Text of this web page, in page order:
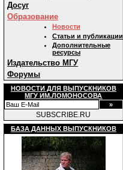
Досуг
Образование
Новости
Статьи и публикации
Дополнительные
ресурсы
Издательство МГУ
Форумы
НОВОСТИ ДЛЯ ВЫПУСКНИКОВ
МГУ ИМ.ЛОМОНОСОВА
SUBSCRIBE.RU
БАЗА ДАННЫХ ВЫПУСКНИКОВ